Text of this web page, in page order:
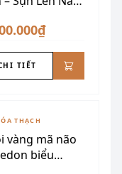
TIẾT
THẠCH
vàng mã não
biểu